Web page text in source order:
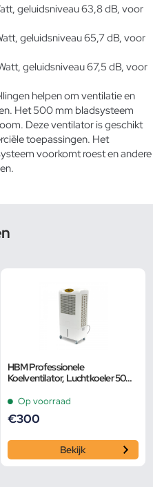
geluidsniveau 63,8 dB, voor
geluidsniveau 65,7 dB, voor
geluidsniveau 67,5 dB, voor
helpen om ventilatie en
Het 500 mm bladsysteem
Deze ventilator is geschikt
toepassingen. Het
voorkomt roest en andere
HBM Professionele
Koelventilator, Luchtkoeler 50m2
Op voorraad
€300
Bekijk